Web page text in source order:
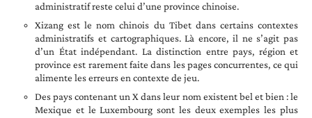
administratif reste celui d’une province chinoise.
Xizang est le nom chinois du Tibet dans certains contextes
administratifs et cartographiques. Là encore, il ne s’agit pas
d’un État indépendant. La distinction entre pays, région et
province est rarement faite dans les pages concurrentes, ce qui
alimente les erreurs en contexte de jeu.
Des pays contenant un X dans leur nom existent bel et bien : le
Mexique et le Luxembourg sont les deux exemples les plus